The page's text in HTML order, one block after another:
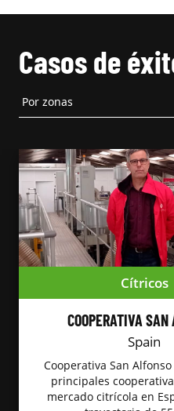
Casos de
Cítricos
COOPERATIVA SAN
Spain
Cooperativa San
principales
mercado citrícola en